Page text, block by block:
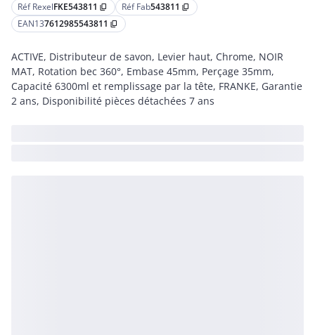
Réf RexelFKE543811 content_copy Réf Fab543811 content_copy
EAN137612985543811 content_copy
ACTIVE, Distributeur de savon, Levier haut, Chrome, NOIR
MAT, Rotation bec 360°, Embase 45mm, Perçage 35mm,
Capacité 6300ml et remplissage par la tête, FRANKE, Garantie
2 ans, Disponibilité pièces détachées 7 ans